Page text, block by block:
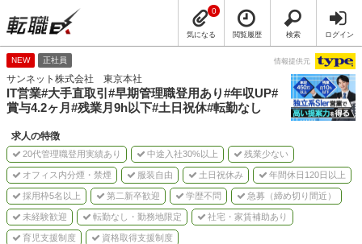
気になる
0
閲覧履歴 検索 ログイン
NEW 正社員 情報提供元
サンネット株式会社 東京本社
IT営業#大手直取引#早期管理職登用あり#年収UP#
賞与4.2ヶ月#残業月9h以下#土日祝休#転勤なし
求人の特徴
20代管理職登用実績あり 中途入社30%以上 残業少ない
オフィス内分煙・禁煙 服装自由 土日祝休み 年間休日120日以上
採用枠5名以上 第二新卒歓迎 学歴不問 急募（締め切り間近）
未経験歓迎 転勤なし・勤務地限定 社宅・家賃補助あり
育児支援制度 資格取得支援制度